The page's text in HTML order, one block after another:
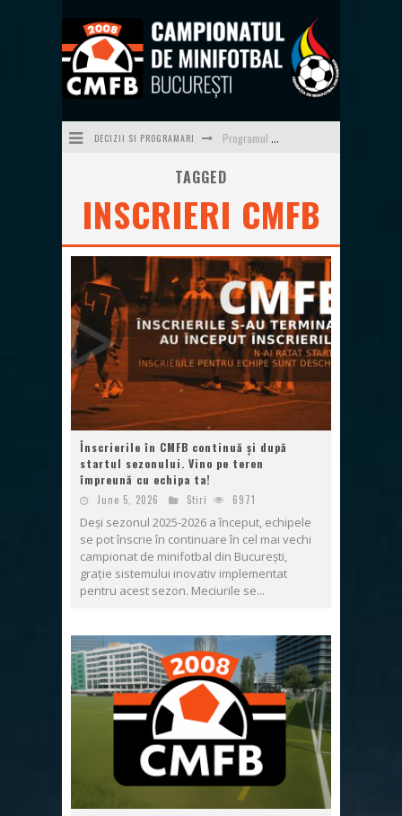
DECIZII SI PROGRAMARI Programul săptămânii 23/24 (08.06-14.06)
Programul săptămânii 21/24 (25.05-31.05)
Programul săptămânii 20/24 (18.05-24.05)
Programul săptămânii 19 (11.05-17.05)
Programul săptămânii 24/24 (15.06-21.06) - ultima a sezonului 2025-2026
TAGGED
INSCRIERI CMFB
Înscrierile în CMFB continuă și după
startul sezonului. Vino pe teren
împreună cu echipa ta!
June 5, 2026 Stiri 6971
Deși sezonul 2025-2026 a început, echipele
se pot înscrie în continuare în cel mai vechi
campionat de minifotbal din București,
grație sistemului inovativ implementat
pentru acest sezon. Meciurile se...